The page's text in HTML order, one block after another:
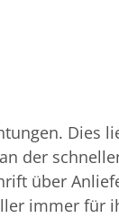
Dies
der
über
immer für